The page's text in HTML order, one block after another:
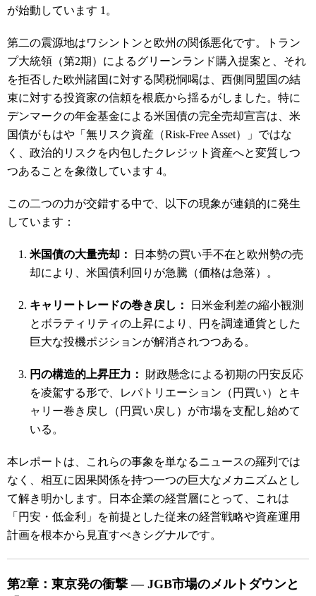
が始動しています 1 。
第二の震源地はワシントンと欧州の関係悪化です。トラン
プ大統領（第2期）によるグリーンランド購入提案と、それ
を拒否した欧州諸国に対する関税恫喝は、西側同盟国の結
束に対する投資家の信頼を根底から揺るがしました。特に
デンマークの年金基金による米国債の完全売却宣言は、米
国債がもはや「無リスク資産（Risk-Free Asset）」ではな
く、政治的リスクを内包したクレジット資産へと変質しつ
つあることを象徴しています 4。
この二つの力が交錯する中で、以下の現象が連鎖的に発生
しています：
米国債の大量売却：
日本勢の買い手不在と欧州勢の売
却により、米国債利回りが急騰（価格は急落）。
キャリートレードの巻き戻し：
日米金利差の縮小観測
とボラティリティの上昇により、円を調達通貨とした
巨大な投機ポジションが解消されつつある。
円の構造的上昇圧力：
財政懸念による初期の円安反応
を凌駕する形で、レパトリエーション（円買い）とキ
ャリー巻き戻し（円買い戻し）が市場を支配し始めて
いる。
本レポートは、これらの事象を単なるニュースの羅列では
なく、相互に因果関係を持つ一つの巨大なメカニズムとし
て解き明かします。日本企業の経営層にとって、これは
「円安・低金利」を前提とした従来の経営戦略や資産運用
計画を根本から見直すべきシグナルです。
第2章：東京発の衝撃 ― JGB市場のメルトダウンと